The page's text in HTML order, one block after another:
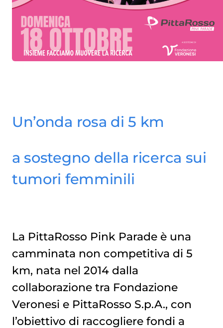
Un’onda rosa di 5 km
a sostegno della ricerca sui
tumori femminili
La PittaRosso Pink Parade è una
camminata non competitiva di 5
km, nata nel 2014 dalla
collaborazione tra Fondazione
Veronesi e PittaRosso S.p.A., con
l’obiettivo di raccogliere fondi a